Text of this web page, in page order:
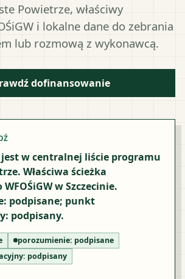
Powietrze, właściwy
i lokalne dane do zebrania
lub rozmową z wykonawcą.
dofinansowanie
jest w centralnej liście programu
Właściwa ścieżka
w Szczecinie.
podpisane; punkt
podpisany.
porozumienie: podpisane
podpisany